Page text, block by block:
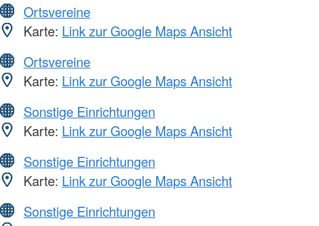
Ortsvereine
Karte: Link zur Google Maps Ansicht
Ortsvereine
Karte: Link zur Google Maps Ansicht
Sonstige Einrichtungen
Karte: Link zur Google Maps Ansicht
Sonstige Einrichtungen
Karte: Link zur Google Maps Ansicht
Sonstige Einrichtungen